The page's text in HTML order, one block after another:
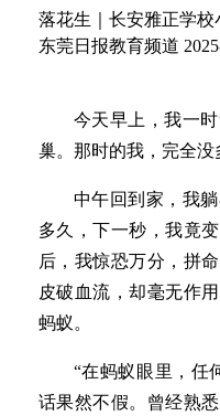
落花生｜长安雅正学校
东莞日报教育频道
今天早上，我一
巢。那时的我，完全没
中午回到家，我
多久，下一秒，我竟
后，我惊恐万分，拼
皮破血流，却毫无作
蚂蚁。
“在蚂蚁眼里，任
话果然不假。曾经熟